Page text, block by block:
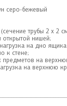
серо-бежевый
трубы 2 х 2
нишей;
на дно ящика
к стене;
предметов на
на верхнюю